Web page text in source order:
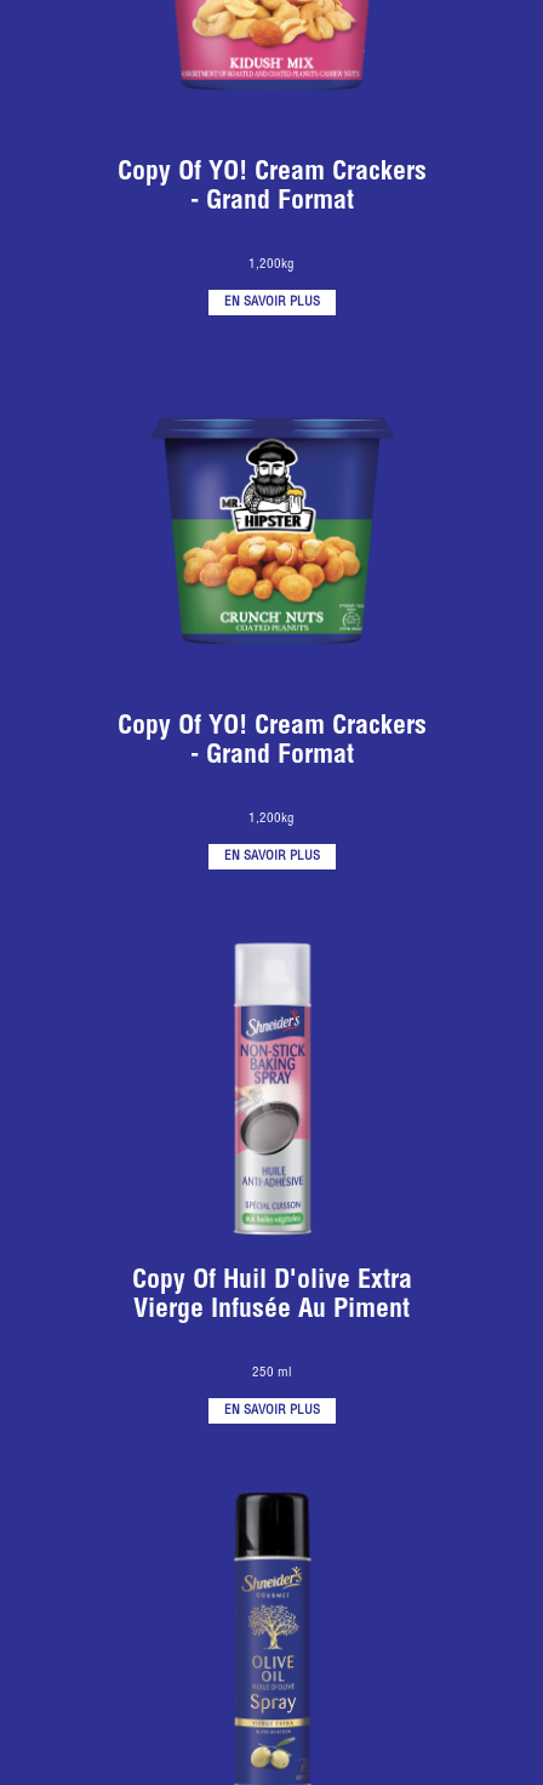
Copy Of YO! Cream Crackers
- Grand Format
1,200kg
EN SAVOIR PLUS
Copy Of YO! Cream Crackers
- Grand Format
1,200kg
EN SAVOIR PLUS
Copy Of Huil D'olive Extra
Vierge Infusée Au Piment
250 ml
EN SAVOIR PLUS